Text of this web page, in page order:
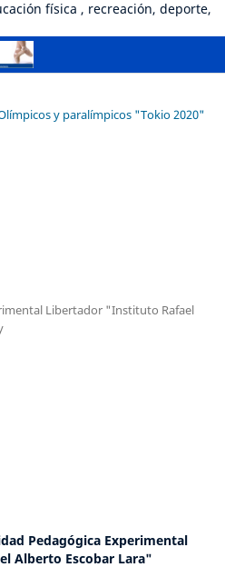
física , recreación, deporte,
y paralímpicos "Tokio 2020"
Libertador "Instituto Rafael
Pedagógica Experimental
Alberto Escobar Lara"